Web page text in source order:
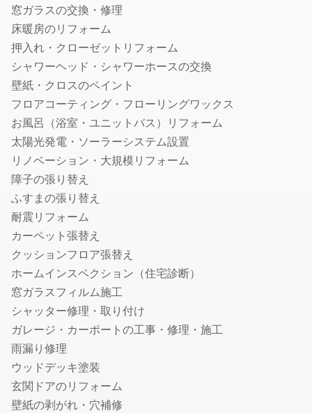
商標登録・出願に強い事務所・弁理士
カメラマン
結婚式の写真撮影
フォトウエディング・前撮りの出張撮影
家族写真・記念写真の出張撮影
遺影・生前撮影
成人式写真の前撮り・出張撮影
ニューボーンフォトの出張撮影
マタニティフォトの出張撮影
七五三写真の出張撮影
婚活写真・お見合い写真撮影
お宮参り写真の出張撮影
動画撮影
セミナー・講演会・イベント動画撮影
鍵・防犯対策
鍵交換・修理
鍵開け・鍵屋
盗聴器・盗撮器の調査・発見
行政書士
窓ガラスの交換・修理
床暖房のリフォーム
押入れ・クローゼットリフォーム
シャワーヘッド・シャワーホースの交換
壁紙・クロスのペイント
フロアコーティング・フローリングワックス
お風呂（浴室・ユニットバス）リフォーム
太陽光発電・ソーラーシステム設置
リノベーション・大規模リフォーム
障子の張り替え
ふすまの張り替え
耐震リフォーム
カーペット張替え
クッションフロア張替え
ホームインスペクション（住宅診断）
窓ガラスフィルム施工
シャッター修理・取り付け
ガレージ・カーポートの工事・修理・施工
雨漏り修理
ウッドデッキ塗装
玄関ドアのリフォーム
壁紙の剥がれ・穴補修